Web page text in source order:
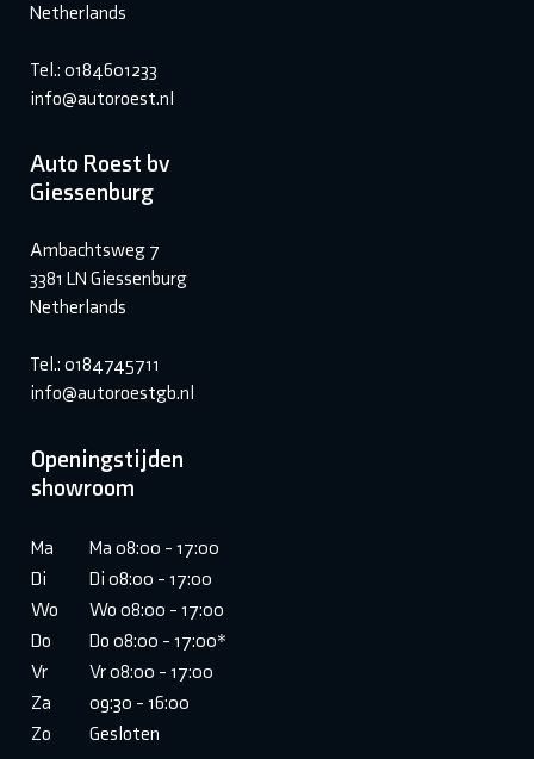
Netherlands
Tel.: 0184601233
info@autoroest.nl
Auto Roest bv
Giessenburg
Ambachtsweg 7
3381 LN Giessenburg
Netherlands
Tel.: 0184745711
info@autoroestgb.nl
Openingstijden
showroom
Ma
Ma 08:00 - 17:00
Di
Di 08:00 - 17:00
Wo
Wo 08:00 - 17:00
Do
Do 08:00 - 17:00*
Vr
Vr 08:00 - 17:00
Za
09:30 - 16:00
Zo
Gesloten